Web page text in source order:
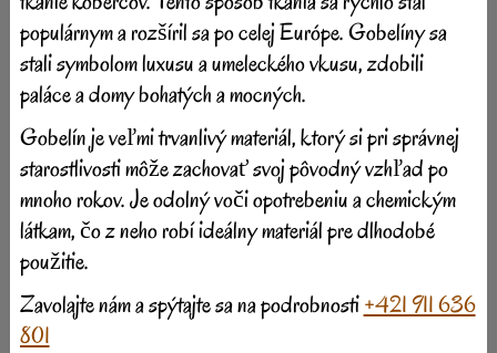
populárnym a rozšíril sa po celej Európe. Gobelíny sa
stali symbolom luxusu a umeleckého vkusu, zdobili
paláce a domy bohatých a mocných.
Gobelín je veľmi trvanlivý materiál, ktorý si pri správnej
starostlivosti môže zachovať svoj pôvodný vzhľad po
mnoho rokov. Je odolný voči opotrebeniu a chemickým
látkam, čo z neho robí ideálny materiál pre dlhodobé
použitie.
Zavolajte nám a spýtajte sa na podrobnosti+421 911 636
801